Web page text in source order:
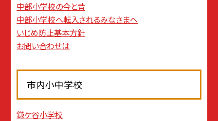
中部小学校の今と昔
中部小学校へ転入されるみなさまへ
いじめ防止基本方針
お問い合わせは
市内小中学校
鎌ケ谷小学校